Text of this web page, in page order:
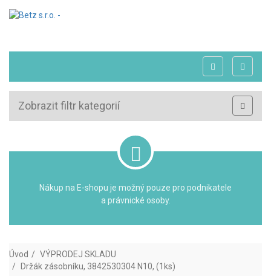
Zobrazit filtr kategorií
Nákup na E-shopu je možný pouze pro podnikatele
a právnické osoby.
Úvod
VÝPRODEJ SKLADU
Držák zásobníku, 3842530304 N10, (1ks)